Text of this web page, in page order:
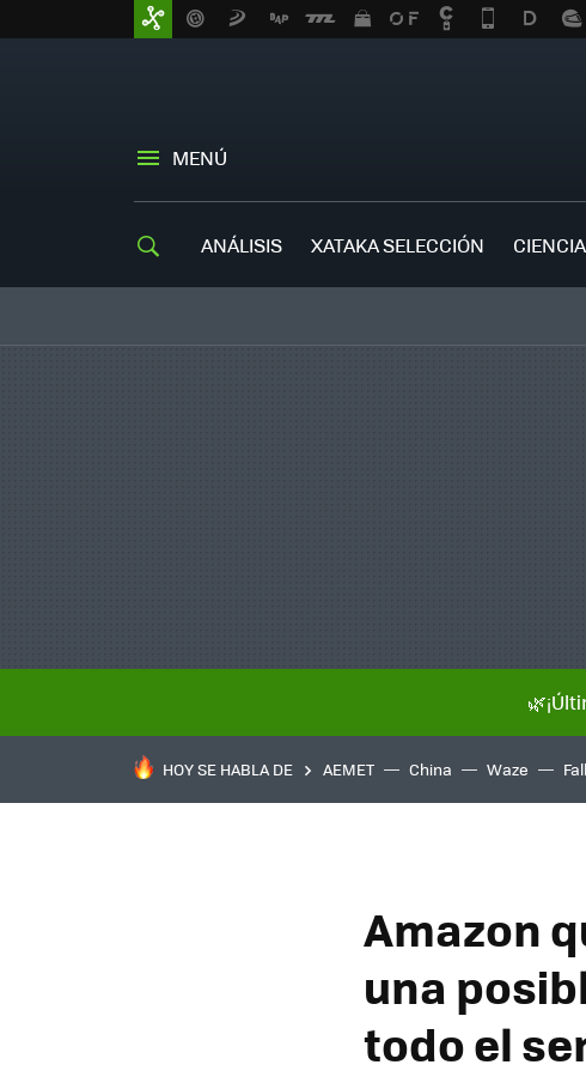
MENÚ
ANÁLISIS XATAKA SELECCIÓN CIENCIA
HOY SE HABLA DE AEMET China Waze
Amazon
una
todo el